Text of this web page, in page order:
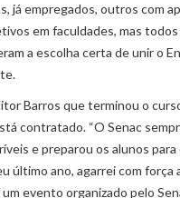
já empregados, outros com
em faculdades, mas todos
a escolha certa de unir o
Barros que terminou o
contratado. “O Senac
e preparou os alunos para
último ano, agarrei com força
evento organizado pelo